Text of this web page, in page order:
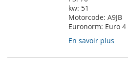
kw: 51
Motorcode: A9JB
Euronorm: Euro 4
En savoir plus